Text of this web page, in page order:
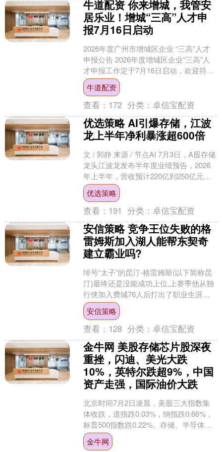
牛道配资 你来增城，我管安
居乐业！增城“三高”人才申
报7月16日启动
2026年度广州市增城区企业 “三高”人才
申报公告 2026年度增城区企业“三高”人
才申报工作定于7月16日启动，欢迎符合
申报条件的人才积极申报。此次申报，
拟到....
牛道配资
查看： 172 分类：卓信宝配资
优选策略 AI引爆存储，江波
龙上半年净利暴涨超600倍
文 / 郭静 来源 / 节点AI 7月3日，A股存储
龙头江波龙发布半年度业绩预告，2026
年上半年，营收预计220亿到250亿元，
同比增长116%到145%，预....
优选策略
查看： 191 分类：卓信宝配资
安信策略 竞争王位失败的格
雷姆斯加入湖人能帮东契奇
建立霸业吗?
绰号“太子”的昆汀-格雷姆斯(以下简称昆
汀)最终还是没能成功上位,上赛季他从独
行侠加入费城76人后打出了职业生涯的
最高光表现,在28场比赛中场均得到22分,
人们....
安信策略
查看： 128 分类：卓信宝配资
金牛网 美股存储芯片股深夜
重挫，闪迪、美光大跌
10%，英特尔跌超9%，中国
资产走强，国际油价大跌
北京时间7月2日凌晨，美股三大指数集
体收跌，道指跌0.03%，纳指跌0.66%，
标普500指数跌0.22%。存储、半导体、
计算机硬件板块重挫，中概股走强，国
际油....
金牛网